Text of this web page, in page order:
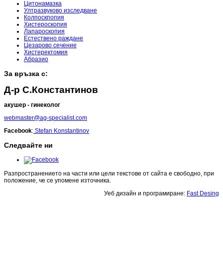
Цитонамазка
Ултразвуково изследване
Колпоскпопия
Хистероскопия
Лапароскопия
Естествено раждане
Цезарово сечение
Хистеректомия
Абразио
За връзка с:
Д-р С.Константинов
акушер - гинеколог
webmaster@ag-specialist.com
Facebook: Stefan Konstantinov
Следвайте ни
Разпространението на части или цели текстове от сайта е свободно, при
положение, че се упомене източника.
Уеб дизайн и програмиране: Fast Desing